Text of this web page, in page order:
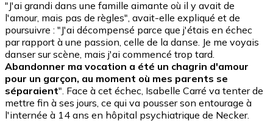
"J'ai grandi dans une famille aimante où il y avait de
l'amour, mais pas de règles", avait-elle expliqué et de
poursuivre : "J'ai décompensé parce que j'étais en échec
par rapport à une passion, celle de la danse. Je me voyais
danser sur scène, mais j'ai commencé trop tard.
Abandonner ma vocation a été un chagrin d'amour
pour un garçon, au moment où mes parents se
séparaient". Face à cet échec, Isabelle Carré va tenter de
mettre fin à ses jours, ce qui va pousser son entourage à
l'internée à 14 ans en hôpital psychiatrique de Necker.